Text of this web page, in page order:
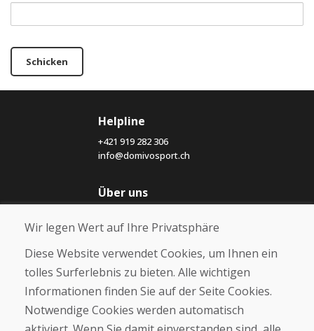
Schicken
Helpline
+421 919 282 306
info@domivosport.ch
Über uns
Über uns
Kontakt
Kaufen
E-Shop
Geschäftsbedingungen
Wir legen Wert auf Ihre Privatsphäre
Diese Website verwendet Cookies, um Ihnen ein
tolles Surferlebnis zu bieten. Alle wichtigen
Informationen finden Sie auf der Seite Cookies.
Notwendige Cookies werden automatisch